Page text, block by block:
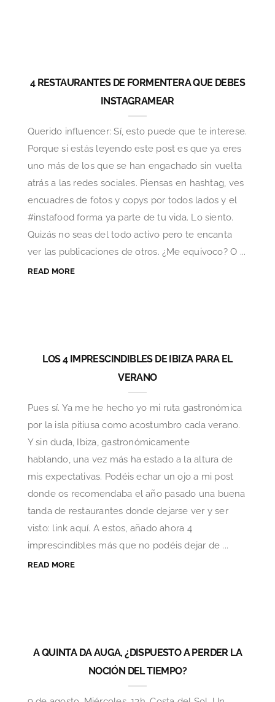
4 RESTAURANTES DE FORMENTERA QUE DEBES
INSTAGRAMEAR
Querido influencer: Sí, esto puede que te interese.
Porque si estás leyendo este post es que ya eres
uno más de los que se han engachado sin vuelta
atrás a las redes sociales. Piensas en hashtag, ves
encuadres de fotos y copys por todos lados y el
#instafood forma ya parte de tu vida. Lo siento.
Quizás no seas del todo activo pero te encanta
ver las publicaciones de otros. ¿Me equivoco? O ...
READ MORE
LOS 4 IMPRESCINDIBLES DE IBIZA PARA EL
VERANO
Pues sí. Ya me he hecho yo mi ruta gastronómica
por la isla pitiusa como acostumbro cada verano.
Y sin duda, Ibiza, gastronómicamente
hablando, una vez más ha estado a la altura de
mis expectativas. Podéis echar un ojo a mi post
donde os recomendaba el año pasado una buena
tanda de restaurantes donde dejarse ver y ser
visto: link aquí. A estos, añado ahora 4
imprescindibles más que no podéis dejar de ...
READ MORE
A QUINTA DA AUGA, ¿DISPUESTO A PERDER LA
NOCIÓN DEL TIEMPO?